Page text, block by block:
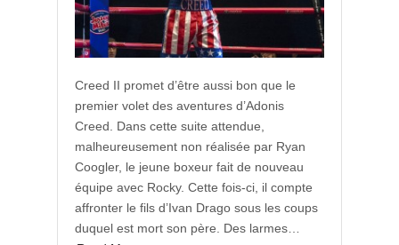
Creed II promet d’être aussi bon que le
premier volet des aventures d’Adonis
Creed. Dans cette suite attendue,
malheureusement non réalisée par Ryan
Coogler, le jeune boxeur fait de nouveau
équipe avec Rocky. Cette fois-ci, il compte
affronter le fils d’Ivan Drago sous les coups
duquel est mort son père. Des larmes…